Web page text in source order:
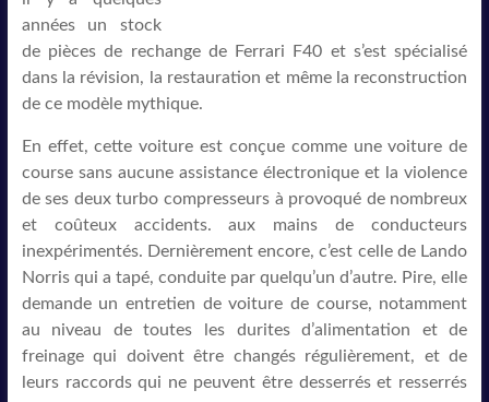
années un stock
de pièces de rechange de Ferrari F40 et s’est spécialisé
dans la révision, la restauration et même la reconstruction
de ce modèle mythique.
En effet, cette voiture est conçue comme une voiture de
course sans aucune assistance électronique et la violence
de ses deux turbo compresseurs à provoqué de nombreux
et coûteux accidents. aux mains de conducteurs
inexpérimentés. Dernièrement encore, c’est celle de Lando
Norris qui a tapé, conduite par quelqu’un d’autre. Pire, elle
demande un entretien de voiture de course, notamment
au niveau de toutes les durites d’alimentation et de
freinage qui doivent être changés régulièrement, et de
leurs raccords qui ne peuvent être desserrés et resserrés